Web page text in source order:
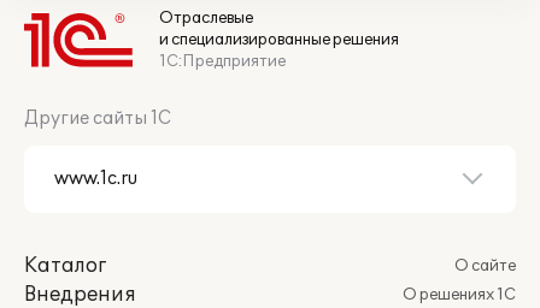
Отраслевые
и специализированные решения
1С:Предприятие
Другие сайты 1С
Каталог
Внедрения
О сайте
О решениях 1С